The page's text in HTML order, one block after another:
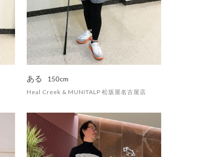
ある 150cm
Heal Creek & MUNITALP 松坂屋名古屋店